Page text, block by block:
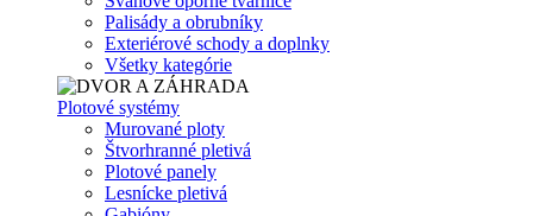
Palisády a obrubníky
Exteriérové schody a doplnky
Všetky kategórie
Plotové systémy
Murované ploty
Štvorhranné pletivá
Plotové panely
Lesnícke pletivá